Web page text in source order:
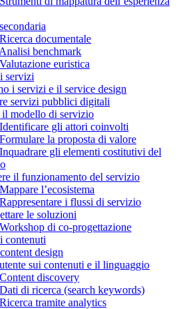
documentale
benchmark
euristica
servizi
i servizi e il service design
servizi pubblici digitali
modello di servizio
gli attori coinvolti
la proposta di valore
gli elementi costitutivi del
il funzionamento del servizio
l’ecosistema
i flussi di servizio
le soluzioni
di co-progettazione
contenuti
design
sui contenuti e il linguaggio
discovery
di ricerca (search keywords)
tramite analytics